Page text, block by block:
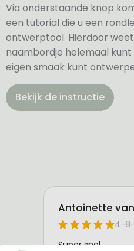
Via onderstaande knop
een tutorial die u een
ontwerptool. Hierdoor
naambordje helemaal
eigen smaak kunt
Bekijk de instructie